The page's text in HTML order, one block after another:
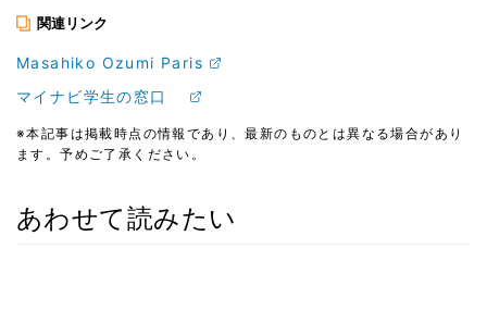
関連リンク
Masahiko Ozumi Paris
マイナビ学生の窓口
※本記事は掲載時点の情報であり、最新のものとは異なる場合があり
ます。予めご了承ください。
あわせて読みたい